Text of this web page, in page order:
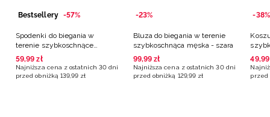
Bestsellery -57%
Spodenki do biegania w
terenie szybkoschnące
męskie - szare
59,99 zł
Najniższa cena z ostatnich 30 dni
przed obniżką 139,99 zł
-23%
Bluza do biegania w terenie
szybkoschnąca męska - szara
99,99 zł
Najniższa cena z ostatnich 30 dni
przed obniżką 129,99 zł
-38%
49,99
przed